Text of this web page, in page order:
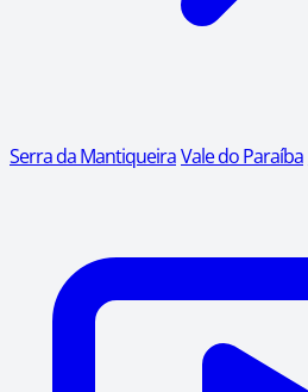
Serra da MantiqueiraVale do Paraíba